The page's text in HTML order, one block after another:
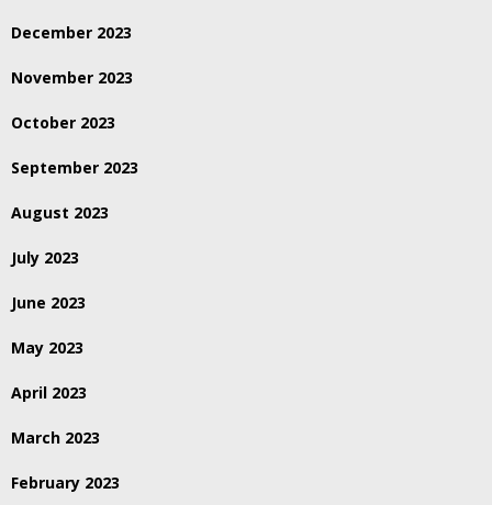
December 2023
November 2023
October 2023
September 2023
August 2023
July 2023
June 2023
May 2023
April 2023
March 2023
February 2023